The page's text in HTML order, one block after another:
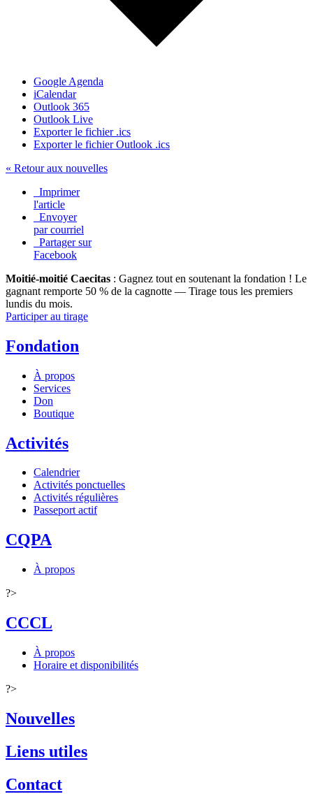
Google Agenda
iCalendar
Outlook 365
Outlook Live
Exporter le fichier .ics
Exporter le fichier Outlook .ics
« Retour aux nouvelles
Imprimer
l'article
Envoyer
par courriel
Partager sur
Facebook
Moitié-moitié Caecitas : Gagnez tout en soutenant la fondation ! Le
gagnant remporte 50 % de la cagnotte — Tirage tous les premiers
lundis du mois.
Participer au tirage
Fondation
À propos
Services
Don
Boutique
Activités
Calendrier
Activités ponctuelles
Activités régulières
Passeport actif
CQPA
À propos
?>
CCCL
À propos
Horaire et disponibilités
?>
Nouvelles
Liens utiles
Contact